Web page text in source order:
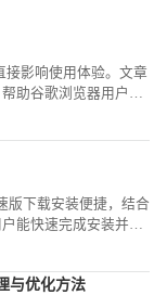
接影响使用体验。文章
助谷歌浏览器用户改
版下载安装便捷，结合
能快速完成安装并体
与优化方法